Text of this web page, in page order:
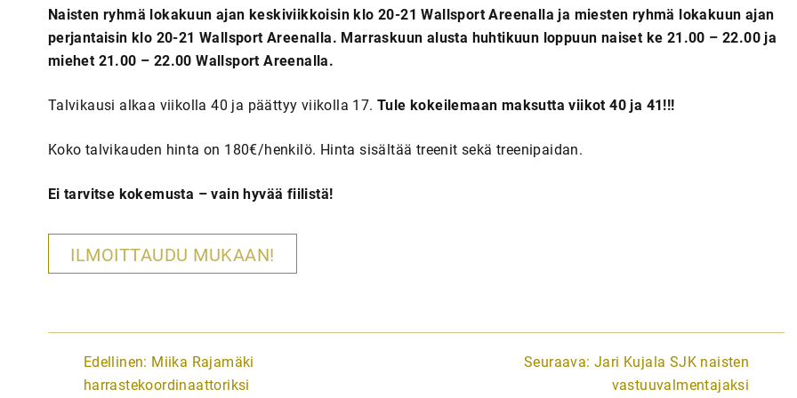
Naisten ryhmä lokakuun ajan keskiviikkoisin klo 20-21 Wallsport Areenalla ja miesten ryhmä lokakuun ajan
perjantaisin klo 20-21 Wallsport Areenalla. Marraskuun alusta huhtikuun loppuun naiset ke 21.00 – 22.00 ja
miehet 21.00 – 22.00 Wallsport Areenalla.
Talvikausi alkaa viikolla 40 ja päättyy viikolla 17. Tule kokeilemaan maksutta viikot 40 ja 41!!!
Koko talvikauden hinta on 180€/henkilö. Hinta sisältää treenit sekä treenipaidan.
Ei tarvitse kokemusta – vain hyvää fiilistä!
ILMOITTAUDU MUKAAN!
A
r
Edellinen: Miika Rajamäki
harrastekoordinaattoriksi
Seuraava: Jari Kujala SJK naisten
vastuuvalmentajaksi